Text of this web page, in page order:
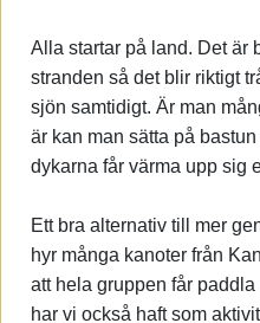
Alla startar på land. Det är
stranden så det blir riktigt
sjön samtidigt. Är man
är kan man sätta på
dykarna får värma upp sig
Ett bra alternativ till mer
hyr många kanoter från
att hela gruppen får
har vi också haft som